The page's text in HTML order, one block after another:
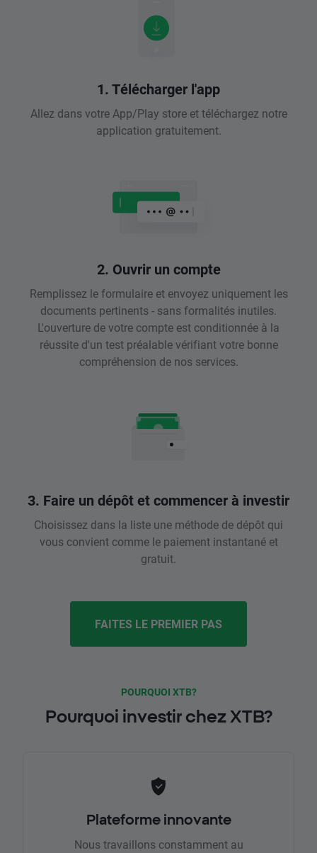
1. Télécharger l'app
Allez dans votre App/Play store et téléchargez notre
application gratuitement.
2. Ouvrir un compte
Remplissez le formulaire et envoyez uniquement les
documents pertinents - sans formalités inutiles.
L'ouverture de votre compte est conditionnée à la
réussite d'un test préalable vérifiant votre bonne
compréhension de nos services.
3. Faire un dépôt et commencer à investir
Choisissez dans la liste une méthode de dépôt qui
vous convient comme le paiement instantané et
gratuit.
FAITES LE PREMIER PAS
POURQUOI XTB?
Pourquoi investir chez XTB?
Plateforme innovante
Nous travaillons constamment au